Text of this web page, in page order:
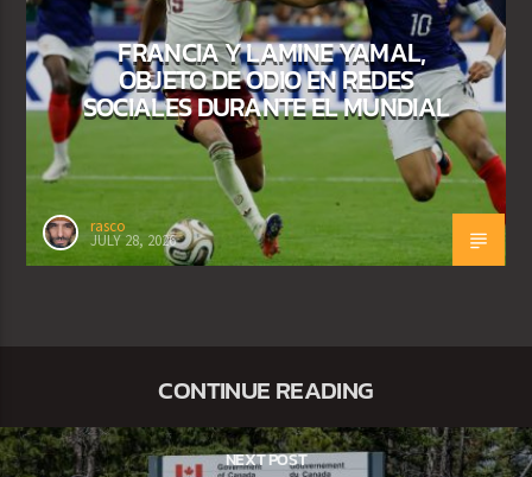
FRANCIA Y LAMINE YAMAL,
OBJETO DE ODIO EN REDES
SOCIALES DURANTE EL MUNDIAL
rasco
JULY 28, 2026
CONTINUE READING
NEXT POST